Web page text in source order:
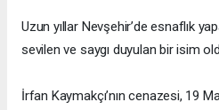
Uzun yıllar Nevşehir’de esnaflık
sevilen ve saygı duyulan bir isim
İrfan Kaymakçı’nın cenazesi, 19